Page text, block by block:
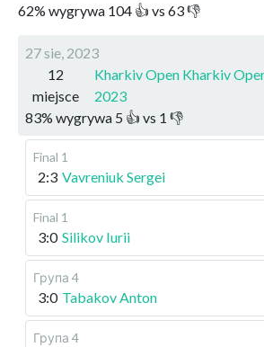
62% wygrywa 104 👍 vs 63👎
27 sie, 2023
12
miejsce
Kharkiv Open Kharkiv
2023
83% wygrywa 5 👍 vs 1 👎
Final 1
2:3 Vavreniuk Sergei
Final 1
3:0 Silikov Iurii
Група 4
3:0 Tabakov Anton
Група 4